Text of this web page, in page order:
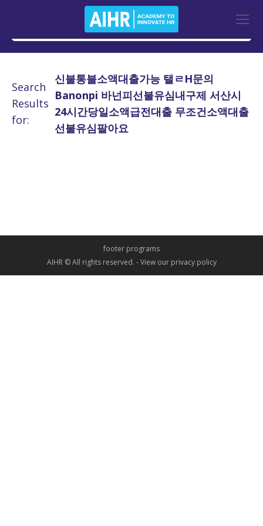
Search
Results
for:
신불통불소액대출가능 탤ㄹH문의
Banonpi 바넌피선불유심내구제 서산시
24시간당일소액급전대출 무조건소액대출
선불유심팔아요
footer programs
AIHR © All rights reserved. -View our privacy policy